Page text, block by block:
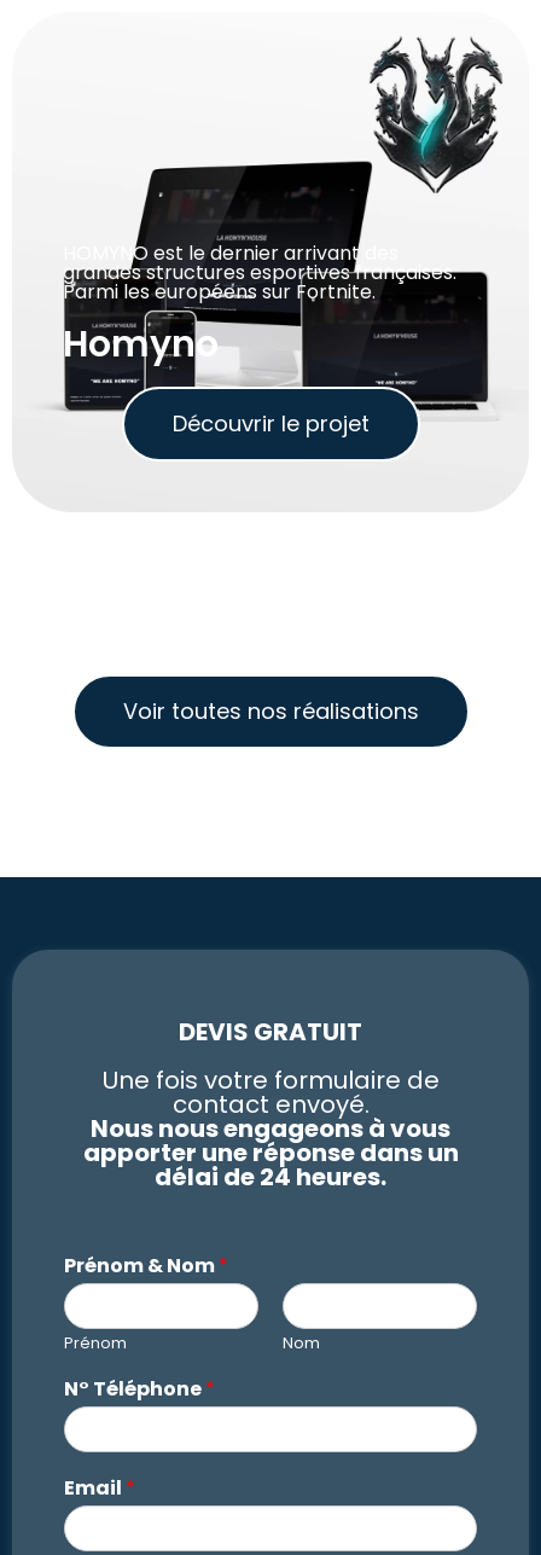
HOMYNO est le dernier arrivant des
grandes structures esportives françaises.
Parmi les européens sur Fortnite.
Homyno
Découvrir le projet
Voir toutes nos réalisations
DEVIS GRATUIT
Une fois votre formulaire de
contact envoyé.
Nous nous engageons à vous
apporter une réponse dans un
délai de 24 heures.
Prénom & Nom*
Prénom Nom
N° Téléphone*
Email *